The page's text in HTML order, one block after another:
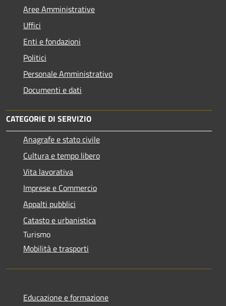
Aree Amministrative
Uffici
Enti e fondazioni
Politici
Personale Amministrativo
Documenti e dati
CATEGORIE DI SERVIZIO
Anagrafe e stato civile
Cultura e tempo libero
Vita lavorativa
Imprese e Commercio
Appalti pubblici
Catasto e urbanistica
Turismo
Mobilità e trasporti
Educazione e formazione